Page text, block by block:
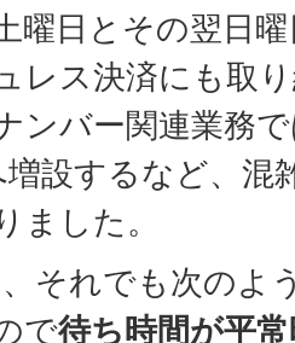
曜日とその翌日
レス決済にも取
ンバー関連業務
設するなど、混
ました。
それでも次のよ
で待ち時間が平